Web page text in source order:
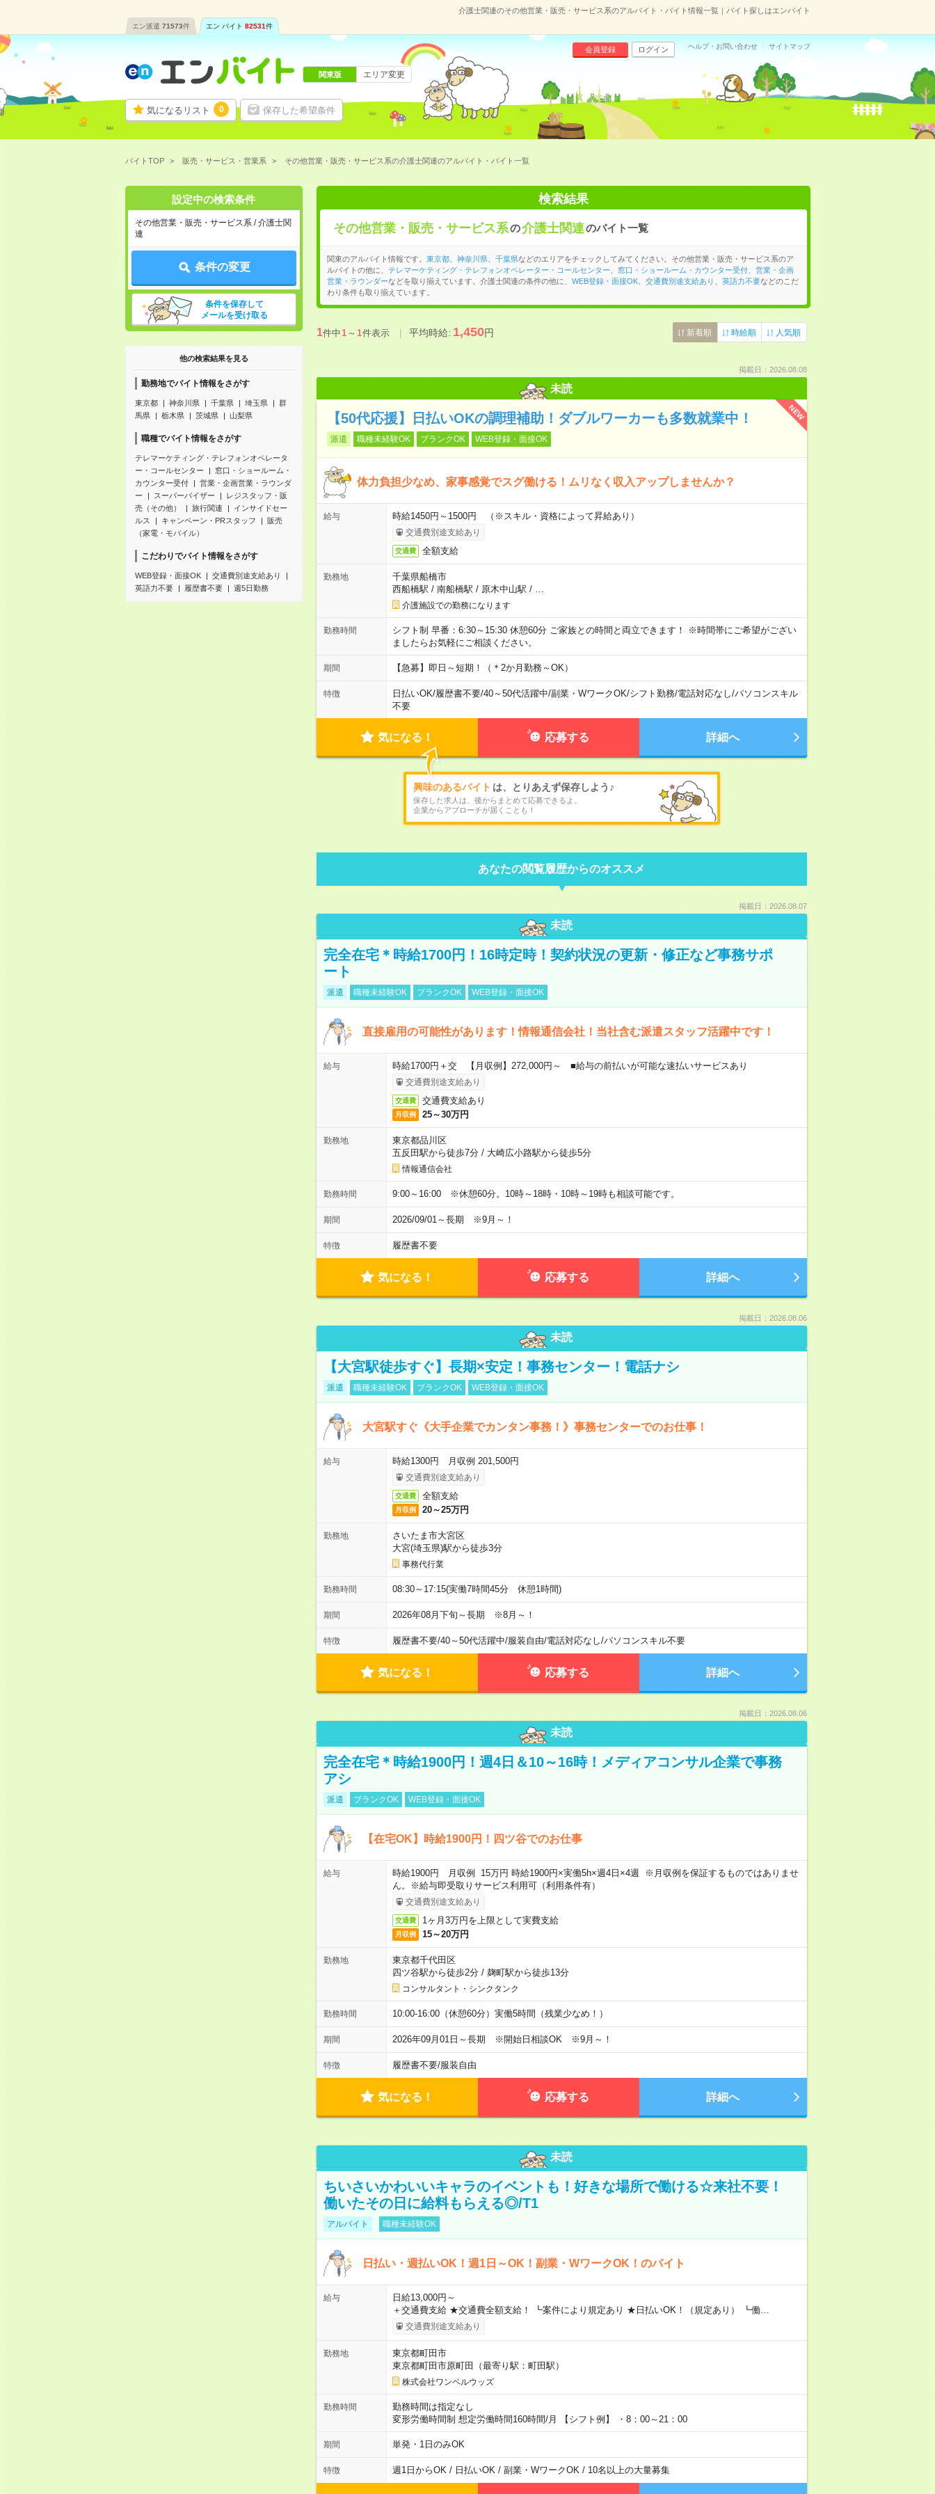
介護士関連のその他営業・販売・サービス系のアルバイト・バイト情報一覧｜バイト探しはエンバイト
エン派遣 71573件 エン バイト 82531件
気になるリスト 0 保存した希望条件
会員登録 ログイン ヘルプ・お問い合わせ サイトマップ
関東版 エリア変更
バイトTOP 販売・サービス・営業系 その他営業・販売・サービス系の介護士関連のアルバイト・バイト一覧
設定中の検索条件
その他営業・販売・サービス系 / 介護士関
連
条件の変更
条件を保存して
メールを受け取る
他の検索結果を見る
勤務地でバイト情報をさがす
東京都 神奈川県 千葉県 埼玉県
群
馬県
栃木県 茨城県 山梨県
職種でバイト情報をさがす
テレマーケティング・テレフォンオペレータ
ー・コールセンター
窓口・ショールーム・
カウンター受付
営業・企画営業・ラウンダ
ー
スーパーバイザー
レジスタッフ・販
売（その他）
旅行関連
インサイドセー
ルス
キャンペーン・PRスタッフ
販売
（家電・モバイル）
こだわりでバイト情報をさがす
WEB登録・面接OK
交通費別途支給あり
英語力不要
履歴書不要 週5日勤務
検索結果
その他営業・販売・サービス系の介護士関連のバイト一覧
関東のアルバイト情報です。 東京都、 神奈川県、 千葉県などのエリアをチェックしてみてください。その他営業・販売・サービス系のア
ルバイトの他に、 テレマーケティング・テレフォンオペレーター・コールセンター 窓口・ショールーム・カウンター受付、 営業・企画
営業・ラウンダーなどを取り揃えています。介護士関連の条件の他に、 WEB登録・面接OK、 交通費別途支給あり 英語力不要などのこだ
わり条件も取り揃えています。
1件中1～1件表示 平均時給:1,450円 新着順 時給順 人気順
掲載日：2026.08.08
未読
NEW
【50代応援】日払いOKの調理補助！ダブルワーカーも多数就業中！
派遣 職種未経験OK ブランクOK WEB登録・面接OK
体力負担少なめ、家事感覚でスグ働ける！ムリなく収入アップしませんか？
給与 時給1450円～1500円 （※スキル・資格によって昇給あり）
交通費別途支給あり
交通費 全額支給
勤務地
千葉県船橋市
西船橋駅 / 南船橋駅 / 原木中山駅 /
介護施設での勤務になります
勤務時間
シフト制 早番：6:30～15:30 休憩60分 ご家族との時間と両立できます！ ※時間帯にご希望がござい
ましたらお気軽にご相談ください。
期間 【急募】即日～短期！（＊2か月勤務～OK）
特徴 日払いOK/履歴書不要/40～50代活躍中/副業・WワークOK/シフト勤務/電話対応なし/パソコンスキル
不要
気になる！ 応募する 詳細へ
興味のあるバイト は、とりあえず保存しよう♪
保存した求人は、後からまとめて応募できるよ。
企業からアプローチが届くことも！
あなたの閲覧履歴からのオススメ
掲載日：2026.08.07
未読
完全在宅＊時給1700円！16時定時！契約状況の更新・修正など事務サポ
ート
派遣 職種未経験OK ブランクOK WEB登録・面接OK
直接雇用の可能性があります！情報通信会社！当社含む派遣スタッフ活躍中です！
給与 時給1700円＋交 【月収例】272,000円～ ■給与の前払いが可能な速払いサービスあり
交通費別途支給あり
交通費 交通費支給あり
月収例 25～30万円
勤務地
東京都品川区
五反田駅から徒歩7分/ 大崎広小路駅から徒歩5分
情報通信会社
勤務時間 9:00～16:00 ※休憩60分。10時～18時・10時～19時も相談可能です。
期間 2026/09/01～長期 ※9月～！
特徴 履歴書不要
気になる！ 応募する 詳細へ
掲載日：2026.08.06
未読
【大宮駅徒歩すぐ】長期×安定！事務センター！電話ナシ
派遣 職種未経験OK ブランクOK WEB登録・面接OK
大宮駅すぐ《大手企業でカンタン事務！》事務センターでのお仕事！
給与 時給1300円 月収例 201,500円
交通費別途支給あり
交通費 全額支給
月収例 20～25万円
勤務地
さいたま市大宮区
大宮(埼玉県)駅から徒歩3分
事務代行業
勤務時間 08:30～17:15(実働7時間45分 休憩1時間)
期間 2026年08月下旬～長期 ※8月～！
特徴 履歴書不要/40～50代活躍中/服装自由/電話対応なし/パソコンスキル不要
気になる！ 応募する 詳細へ
掲載日：2026.08.06
未読
完全在宅＊時給1900円！週4日＆10～16時！メディアコンサル企業で事務
アシ
派遣 ブランクOK WEB登録・面接OK
【在宅OK】時給1900円！四ツ谷でのお仕事
給与
時給1900円 月収例 15万円 時給1900円×実働5h×週4日×4週 ※月収例を保証するものではありませ
ん。※給与即受取りサービス利用可（利用条件有）
交通費別途支給あり
交通費 1ヶ月3万円を上限として実費支給
月収例 15～20万円
勤務地
東京都千代田区
四ツ谷駅から徒歩2分/ 麹町駅から徒歩13分
コンサルタント・シンクタンク
勤務時間 10:00-16:00（休憩60分）実働5時間（残業少なめ！）
期間 2026年09月01日～長期 ※開始日相談OK ※9月～！
特徴 履歴書不要/服装自由
気になる！ 応募する 詳細へ
未読
ちいさいかわいいキャラのイベントも！好きな場所で働ける☆来社不要！
働いたその日に給料もらえる◎/T1
アルバイト 職種未経験OK
日払い・週払いOK！週1日～OK！副業・WワークOK！のバイト
給与
日給13,000円～
＋交通費支給 ★交通費全額支給！ ┗案件により規定あり ★日払いOK！（規定あり） ┗働…
交通費別途支給あり
勤務地
東京都町田市
東京都町田市原町田（最寄り駅：町田駅）
株式会社ワンベルウッズ
勤務時間
勤務時間は指定なし
変形労働時間制 想定労働時間160時間/月 【シフト例】 ・8：00～21：00
期間 単発・1日のみOK
特徴 週1日からOK / 日払いOK / 副業・WワークOK / 10名以上の大量募集